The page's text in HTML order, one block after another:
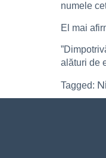
numele
El mai
alături de
Tagged: